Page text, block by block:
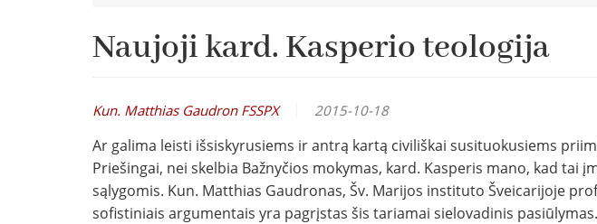
Naujoji kard. Kasperio teologija
Kun. Matthias Gaudron FSSPX 2015-10-18
Ar galima leisti išsiskyrusiems ir antrą kartą civiliškai susituokusiems
Priešingai, nei skelbia Bažnyčios mokymas, kard. Kasperis mano, kad tai
sąlygomis. Kun. Matthias Gaudronas, Šv. Marijos instituto Šveicarijoje
sofistiniais argumentais yra pagrįstas šis tariamai sielovadinis pasiūlymas.